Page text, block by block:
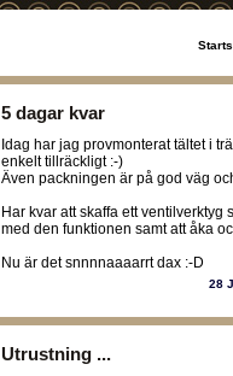
5 dagar kvar
Idag har jag provmonterat tältet i
enkelt tillräckligt :-)
Även packningen är på god väg
Har kvar att skaffa ett
med den funktionen samt att åka
Nu är det snnnnaaaarrt dax :-D
28
Utrustning ...